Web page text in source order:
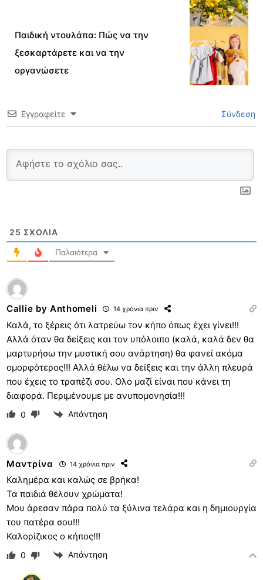
Παιδική ντουλάπα: Πώς να την
ξεσκαρτάρετε και να την
οργανώσετε
Εγγραφείτε Σύνδεση
25 ΣΧΌΛΙΑ
Παλαιότερα
Callie by Anthomeli 14 χρόνια πριν
Καλά, το ξέρεις ότι λατρεύω τον κήπο όπως έχει γίνει!!!
Αλλά όταν θα δείξεις και τον υπόλοιπο (καλά, καλά δεν θα
μαρτυρήσω την μυστική σου ανάρτηση) θα φανεί ακόμα
ομορφότερος!!! Αλλά θέλω να δείξεις και την άλλη πλευρά
που έχεις το τραπέζι σου. Ολο μαζί είναι που κάνει τη
διαφορά. Περιμένουμε με ανυπομονησία!!!
0 Απάντηση
Μαντρίνα 14 χρόνια πριν
Καλημέρα και καλώς σε βρήκα!
Τα παιδιά θέλουν χρώματα!
Μου άρεσαν πάρα πολύ τα ξύλινα τελάρα και η δημιουργία
του πατέρα σου!!!
Καλορίζικος ο κήπος!!!
0 Απάντηση